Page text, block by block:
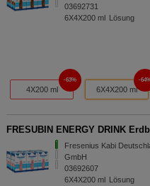
03692731
6X4X200 ml Lösung
4X200 ml
63%
6X4X200 ml
FRESUBIN ENERGY DRINK
Fresenius Kabi
GmbH
03692607
6X4X200 ml Lösung